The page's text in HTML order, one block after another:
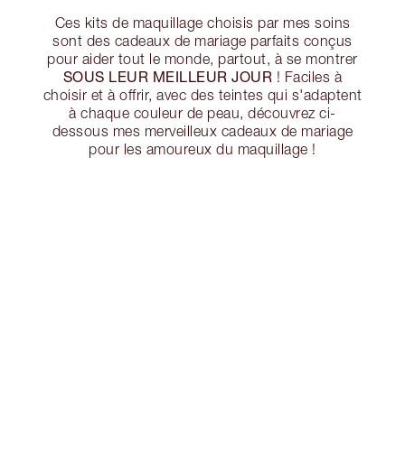
Ces kits de maquillage choisis par mes soins
sont des cadeaux de mariage parfaits conçus
pour aider tout le monde, partout, à se montrer
SOUS LEUR MEILLEUR JOUR ! Faciles à
choisir et à offrir, avec des teintes qui s'adaptent
à chaque couleur de peau, découvrez ci-
dessous mes merveilleux cadeaux de mariage
pour les amoureux du maquillage !